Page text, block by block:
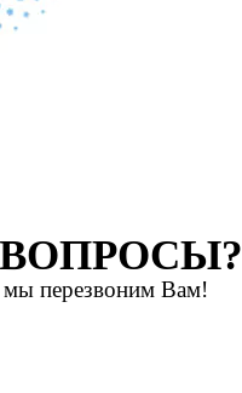
мы перезвоним Вам!